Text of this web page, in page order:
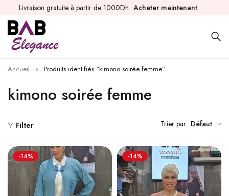
Livraison gratuite à partir de 1000Dh Acheter maintenant
kimono soirée femme
Accueil Produits identifiés “kimono soirée femme”
Filter Trier par Défaut
-14% -14%